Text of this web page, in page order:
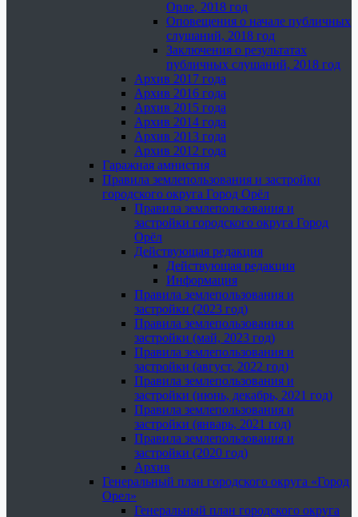
Орле, 2018 год
Оповещения о начале публичных
слушаний, 2018 год
Заключения о результатах
публичных слушаний, 2018 год
Архив 2017 года
Архив 2016 года
Архив 2015 года
Архив 2014 года
Архив 2013 года
Архив 2012 года
Гаражная амнистия
Правила землепользования и застройки
городского округа Город Орёл
Правила землепользования и
застройки городского округа Город
Орёл
Действующая редакция
Действующая редакция
Информация
Правила землепользования и
застройки (2023 год)
Правила землепользования и
застройки (май, 2023 год)
Правила землепользования и
застройки (август, 2022 год)
Правила землепользования и
застройки (июнь, декабрь, 2021 год)
Правила землепользования и
застройки (январь, 2021 год)
Правила землепользования и
застройки (2020 год)
Архив
Генеральный план городского округа «Город
Орел»
Генеральный план городского округа